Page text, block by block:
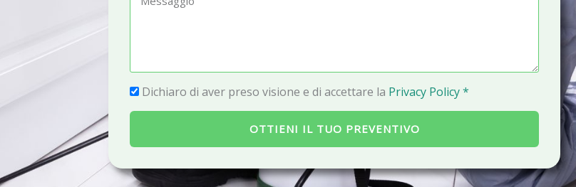
n
o
g
g
P
r
v
a
Dichiaro di aver preso visione e di accettare la Privacy Policy *
OTTIENI IL TUO PREVENTIVO